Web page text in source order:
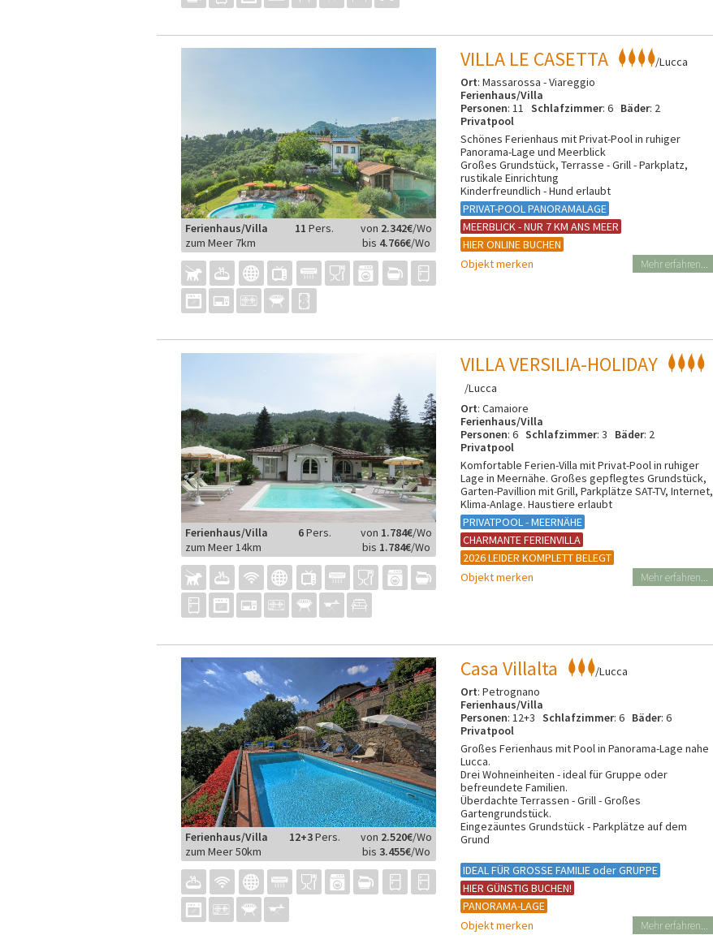
Ferienhaus/Villa 11 Pers. von 2.342€/Wo
bis 4.766€/Wo
zum Meer 7km
VILLA LE CASETTA
/Lucca
Ort: Massarossa - Viareggio
Ferienhaus/Villa
Personen: 11Schlafzimmer: 6 Bäder: 2
Privatpool
Schönes Ferienhaus mit Privat-Pool in ruhiger
Panorama-Lage und Meerblick
Großes Grundstück, Terrasse - Grill - Parkplatz,
rustikale Einrichtung
Kinderfreundlich - Hund erlaubt
PRIVAT-POOL PANORAMALAGE
MEERBLICK - NUR 7 KM ANS MEER
HIER ONLINE BUCHEN
Objekt merken
Mehr erfahren...
Ferienhaus/Villa 6Pers. von 1.784€/Wo
bis 1.784€/Wo
zum Meer 14km
VILLA VERSILIA-HOLIDAY
/Lucca
Ort: Camaiore
Ferienhaus/Villa
Personen: 6Schlafzimmer: 3 Bäder: 2
Privatpool
Komfortable Ferien-Villa mit Privat-Pool in ruhiger
Lage in Meernähe. Großes gepflegtes Grundstück,
Garten-Pavillion mit Grill, Parkplätze SAT-TV, Internet,
Klima-Anlage. Haustiere erlaubt
PRIVATPOOL - MEERNÄHE
CHARMANTE FERIENVILLA
2026 LEIDER KOMPLETT BELEGT
Objekt merken
Mehr erfahren...
Ferienhaus/Villa 12+3Pers. von 2.520€/Wo
bis3.455€/Wo
zum Meer 50km
Casa Villalta
/Lucca
Ort: Petrognano
Ferienhaus/Villa
Personen: 12+3Schlafzimmer: 6 Bäder: 6
Privatpool
Großes Ferienhaus mit Pool in Panorama-Lage nahe
Lucca.
Drei Wohneinheiten - ideal für Gruppe oder
befreundete Familien.
Überdachte Terrassen - Grill - Großes
Gartengrundstück.
Eingezäuntes Grundstück - Parkplätze auf dem
Grund
IDEAL FÜR GROSSE FAMILIE oder GRUPPE
HIER GÜNSTIG BUCHEN!
PANORAMA-LAGE
Objekt merken
Mehr erfahren...